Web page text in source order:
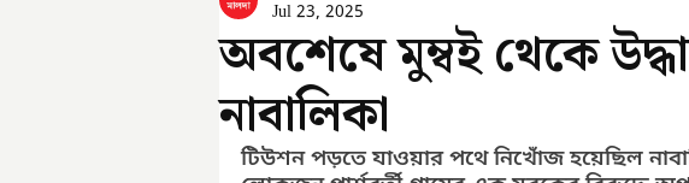
অবশেষে মুম্বই থেকে
নাবালিকা
Jul 23, 2025
টিউশন পড়তে যাওয়ার পথে নিখোঁজ হয়েছিল